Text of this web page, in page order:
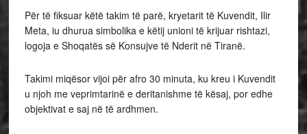
Për të fiksuar këtë takim të parë, kryetarit të Kuvendit, Ilir
Meta, iu dhurua simbolika e këtij unioni të krijuar rishtazi,
logoja e Shoqatës së Konsujve të Nderit në Tiranë.
Takimi miqësor vijoi për afro 30 minuta, ku kreu i Kuvendit
u njoh me veprimtarinë e deritanishme të kësaj, por edhe
objektivat e saj në të ardhmen.